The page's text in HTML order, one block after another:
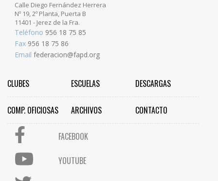
Calle Diego Fernández Herrera
Nº 19, 2º Planta, Puerta B
11401 - Jerez de la Fra.
Teléfono 956 18 75 85
Fax 956 18 75 86
Email federacion@fapd.org
CLUBES ESCUELAS DESCARGAS
COMP. OFICIOSAS ARCHIVOS CONTACTO
FACEBOOK
YOUTUBE